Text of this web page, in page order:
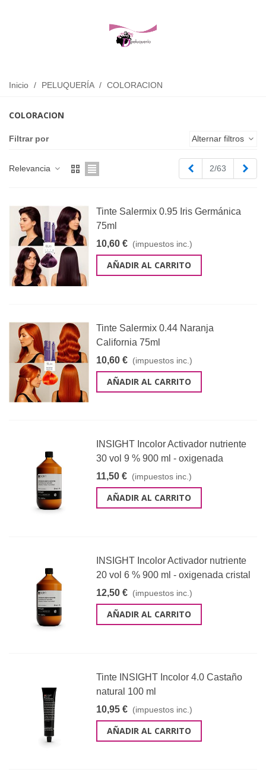
Inicio / PELUQUERÍA / COLORACION
COLORACION
Filtrar por Alternar filtros
Relevancia Anterior
2/63
Tinte Salermix 0.95 Iris Germánica
75ml
10,60 € (impuestos inc.)
AÑADIR AL CARRITO
Tinte Salermix 0.44 Naranja
California 75ml
10,60 € (impuestos inc.)
AÑADIR AL CARRITO
INSIGHT Incolor Activador nutriente
30 vol 9 % 900 ml - oxigenada
11,50 € (impuestos inc.)
AÑADIR AL CARRITO
INSIGHT Incolor Activador nutriente
20 vol 6 % 900 ml - oxigenada cristal
12,50 € (impuestos inc.)
AÑADIR AL CARRITO
Tinte INSIGHT Incolor 4.0 Castaño
natural 100 ml
10,95 € (impuestos inc.)
AÑADIR AL CARRITO